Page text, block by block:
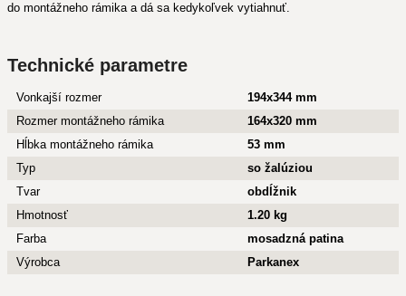
do montážneho rámika a dá sa kedykoľvek vytiahnuť.
Technické parametre
Vonkajší rozmer
194x344 mm
Rozmer montážneho rámika
164x320 mm
Hĺbka montážneho rámika
53 mm
Typ
so žalúziou
Tvar
obdĺžnik
Hmotnosť
1.20 kg
Farba
mosadzná patina
Výrobca
Parkanex